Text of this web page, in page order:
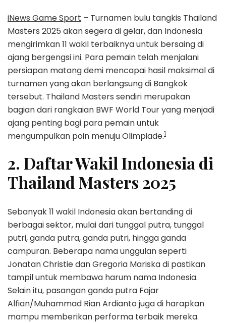
iNews Game Sport – Turnamen bulu tangkis Thailand
Masters 2025 akan segera di gelar, dan Indonesia
mengirimkan 11 wakil terbaiknya untuk bersaing di
ajang bergengsi ini. Para pemain telah menjalani
persiapan matang demi mencapai hasil maksimal di
turnamen yang akan berlangsung di Bangkok
tersebut. Thailand Masters sendiri merupakan
bagian dari rangkaian BWF World Tour yang menjadi
ajang penting bagi para pemain untuk
mengumpulkan poin menuju Olimpiade.1
2. Daftar Wakil Indonesia di
Thailand Masters 2025
Sebanyak 11 wakil Indonesia akan bertanding di
berbagai sektor, mulai dari tunggal putra, tunggal
putri, ganda putra, ganda putri, hingga ganda
campuran. Beberapa nama unggulan seperti
Jonatan Christie dan Gregoria Mariska di pastikan
tampil untuk membawa harum nama Indonesia.
Selain itu, pasangan ganda putra Fajar
Alfian/Muhammad Rian Ardianto juga di harapkan
mampu memberikan performa terbaik mereka.